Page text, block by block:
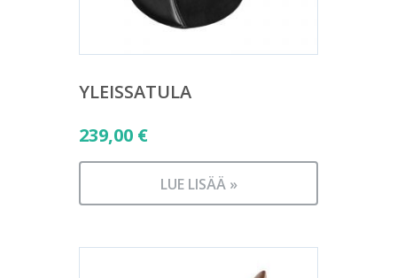
YLEISSATULA
239,00 €
LUE LISÄÄ »